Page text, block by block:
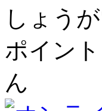
しょう
ポイン
ん